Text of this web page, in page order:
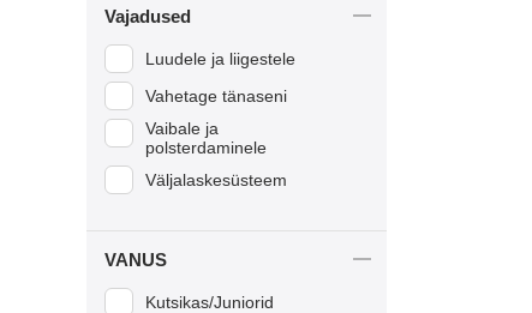
Porgand
Riis
Sealiha
Spinat
Tursk
Vajadused
Luudele ja liigestele
Vahetage tänaseni
Vaibale ja
polsterdaminele
Väljalaskesüsteem
VANUS
Kutsikas/Juniorid